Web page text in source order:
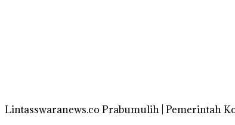
Lintasswaranews.co Prabumulih | Pemerintah